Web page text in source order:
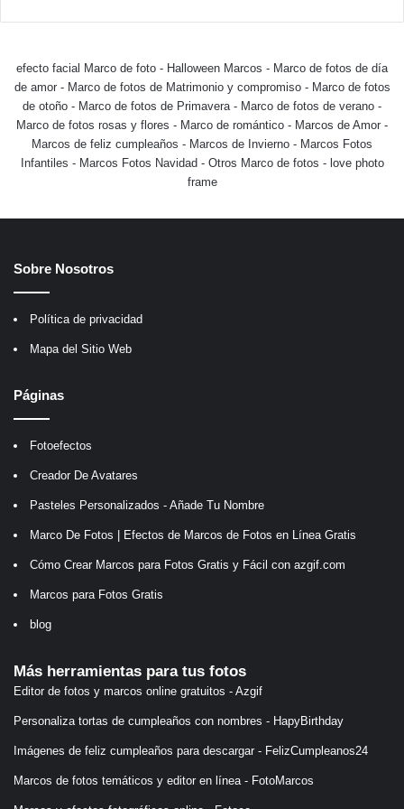
efecto facial Marco de foto - Halloween Marcos - Marco de fotos de día
de amor- Marco de fotos de Matrimonio y compromiso- Marco de fotos
de otoño - Marco de fotos de Primavera- Marco de fotos de verano -
Marco de fotos rosas y flores - Marco de romántico - Marcos de Amor -
Marcos de feliz cumpleaños - Marcos de Invierno - Marcos Fotos
Infantiles - Marcos Fotos Navidad - Otros Marco de fotos - love photo
frame
Sobre Nosotros
Política de privacidad
Mapa del Sitio Web
Páginas
Fotoefectos
Creador De Avatares
Pasteles Personalizados - Añade Tu Nombre
Marco De Fotos | Efectos de Marcos de Fotos en Línea Gratis
Cómo Crear Marcos para Fotos Gratis y Fácil con azgif.com
Marcos para Fotos Gratis
blog
Más herramientas para tus fotos
Editor de fotos y marcos online gratuitos - Azgif
Personaliza tortas de cumpleaños con nombres - HapyBirthday
Imágenes de feliz cumpleaños para descargar - FelizCumpleanos24
Marcos de fotos temáticos y editor en línea - FotoMarcos